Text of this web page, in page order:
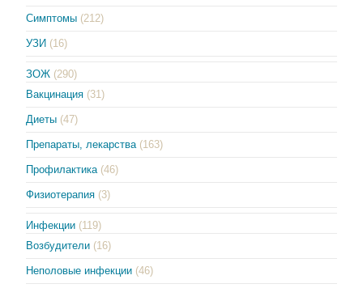
Симптомы (212)
УЗИ (16)
ЗОЖ (290)
Вакцинация (31)
Диеты (47)
Препараты, лекарства (163)
Профилактика (46)
Физиотерапия (3)
Инфекции (119)
Возбудители (16)
Неполовые инфекции (46)